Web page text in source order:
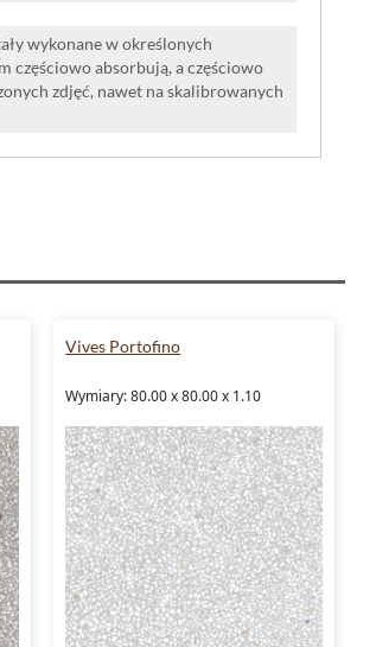
wykonane w określonych
częściowo absorbują, a częściowo
zdjęć, nawet na skalibrowanych
Vives Portofino
Wymiary: 80.00 x 80.00 x 1.10